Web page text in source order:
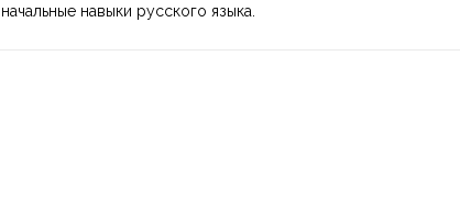
начальные навыки русского языка.